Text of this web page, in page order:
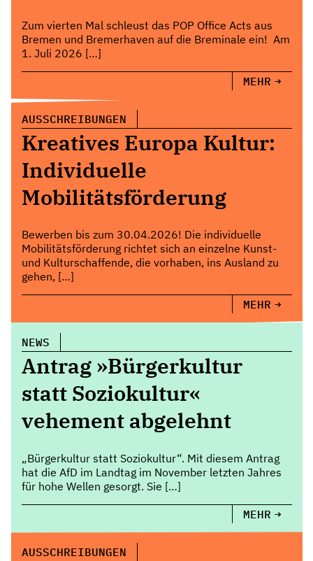
Zum vierten Mal schleust das POP Office Acts aus
Bremen und Bremerhaven auf die Breminale ein! Am
1. Juli 2026 […]
MEHR
AUSSCHREIBUNGEN
Kreatives Europa Kultur:
Individuelle
Mobilitätsförderung
Bewerben bis zum 30.04.2026! Die individuelle
Mobilitätsförderung richtet sich an einzelne Kunst-
und Kulturschaffende, die vorhaben, ins Ausland zu
gehen, […]
MEHR
NEWS
Antrag »Bürgerkultur
statt Soziokultur«
vehement abgelehnt
„Bürgerkultur statt Soziokultur“. Mit diesem Antrag
hat die AfD im Landtag im November letzten Jahres
für hohe Wellen gesorgt. Sie […]
MEHR
AUSSCHREIBUNGEN